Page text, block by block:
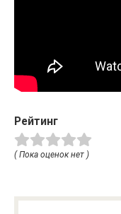
Рейтинг
( Пока оценок нет )